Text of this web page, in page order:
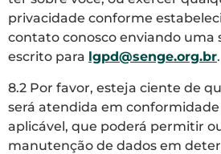
privacidade conforme
contato conosco enviando uma
escrito para lgpd@senge.org.br.
8.2 Por favor, esteja ciente de
será atendida em
aplicável, que poderá permitir
manutenção de dados em